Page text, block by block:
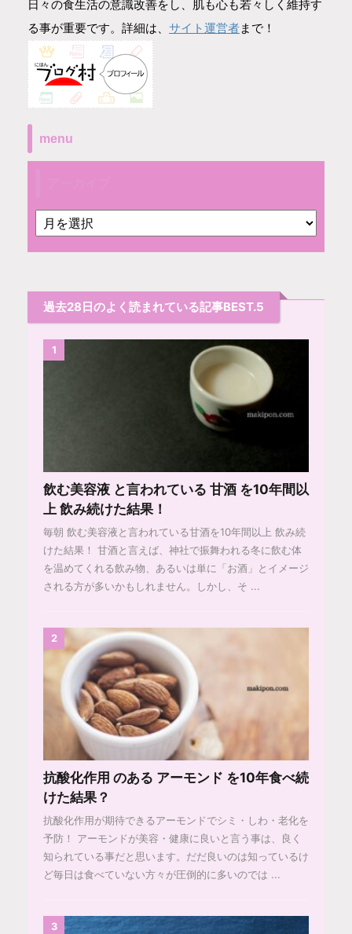
日々の食生活の意識改善をし、肌も心も若々しく維持す
る事が重要です。詳細は、 サイト運営者まで！
menu
過去28日のよく読まれている記事BEST.5
1
飲む美容液 と言われている 甘酒 を10年間以
上 飲み続けた結果！
毎朝 飲む美容液と言われている甘酒を10年間以上 飲み続
けた結果！ 甘酒と言えば、神社で振舞われる冬に飲む体
を温めてくれる飲み物、あるいは単に「お酒」とイメージ
される方が多いかもしれません。しかし、そ ...
2
抗酸化作用 のある アーモンド を10年食べ続
けた結果？
抗酸化作用が期待できるアーモンドでシミ・しわ・老化を
予防！ アーモンドが美容・健康に良いと言う事は、良く
知られている事だと思います。だだ良いのは知っているけ
ど毎日は食べていない方々が圧倒的に多いのでは ...
3